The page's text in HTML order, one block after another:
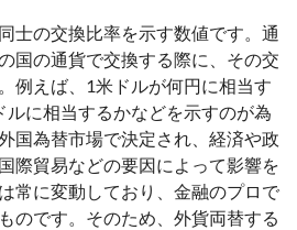
士の交換比率を示す数値です。通
国の通貨で交換する際に、その交
例えば、1米ドルが何円に相当す
ルに相当するかなどを示すのが為
国為替市場で決定され、経済や政
際貿易などの要因によって影響を
常に変動しており、金融のプロで
のです。そのため、外貨両替する